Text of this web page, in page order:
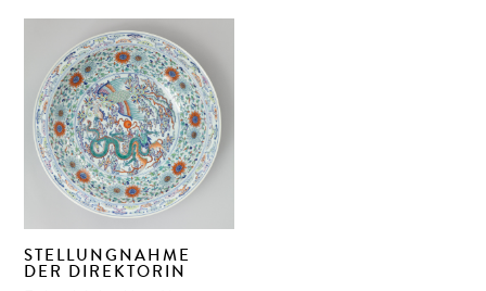
STELLUNGNAHME
DER DIREKTORIN